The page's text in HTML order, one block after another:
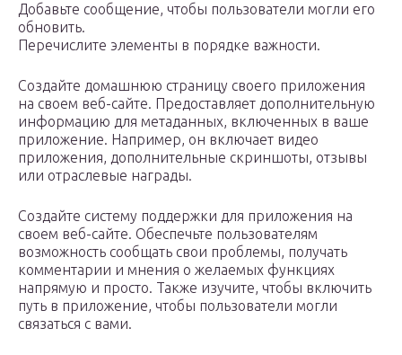
Добавьте сообщение, чтобы пользователи могли его
обновить.
Перечислите элементы в порядке важности.
Создайте домашнюю страницу своего приложения
на своем веб-сайте. Предоставляет дополнительную
информацию для метаданных, включенных в ваше
приложение. Например, он включает видео
приложения, дополнительные скриншоты, отзывы
или отраслевые награды.
Создайте систему поддержки для приложения на
своем веб-сайте. Обеспечьте пользователям
возможность сообщать свои проблемы, получать
комментарии и мнения о желаемых функциях
напрямую и просто. Также изучите, чтобы включить
путь в приложение, чтобы пользователи могли
связаться с вами.